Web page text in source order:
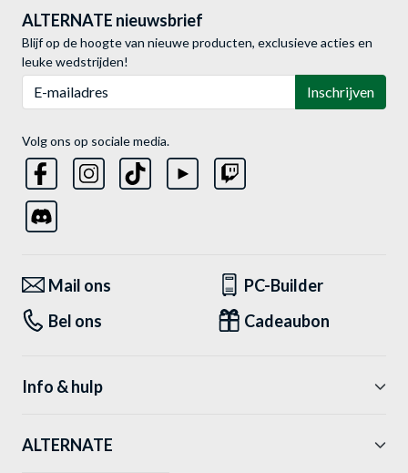
ALTERNATE nieuwsbrief
Blijf op de hoogte van nieuwe producten, exclusieve acties en
leuke wedstrijden!
Inschrijven
Volg ons op sociale media.
Mail ons
PC-Builder
Bel ons
Cadeaubon
Info & hulp
ALTERNATE